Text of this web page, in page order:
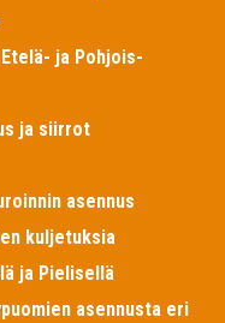
ja Pohjois-
ja siirrot
asennus
kuljetuksia
ja Pielisellä
asennusta eri